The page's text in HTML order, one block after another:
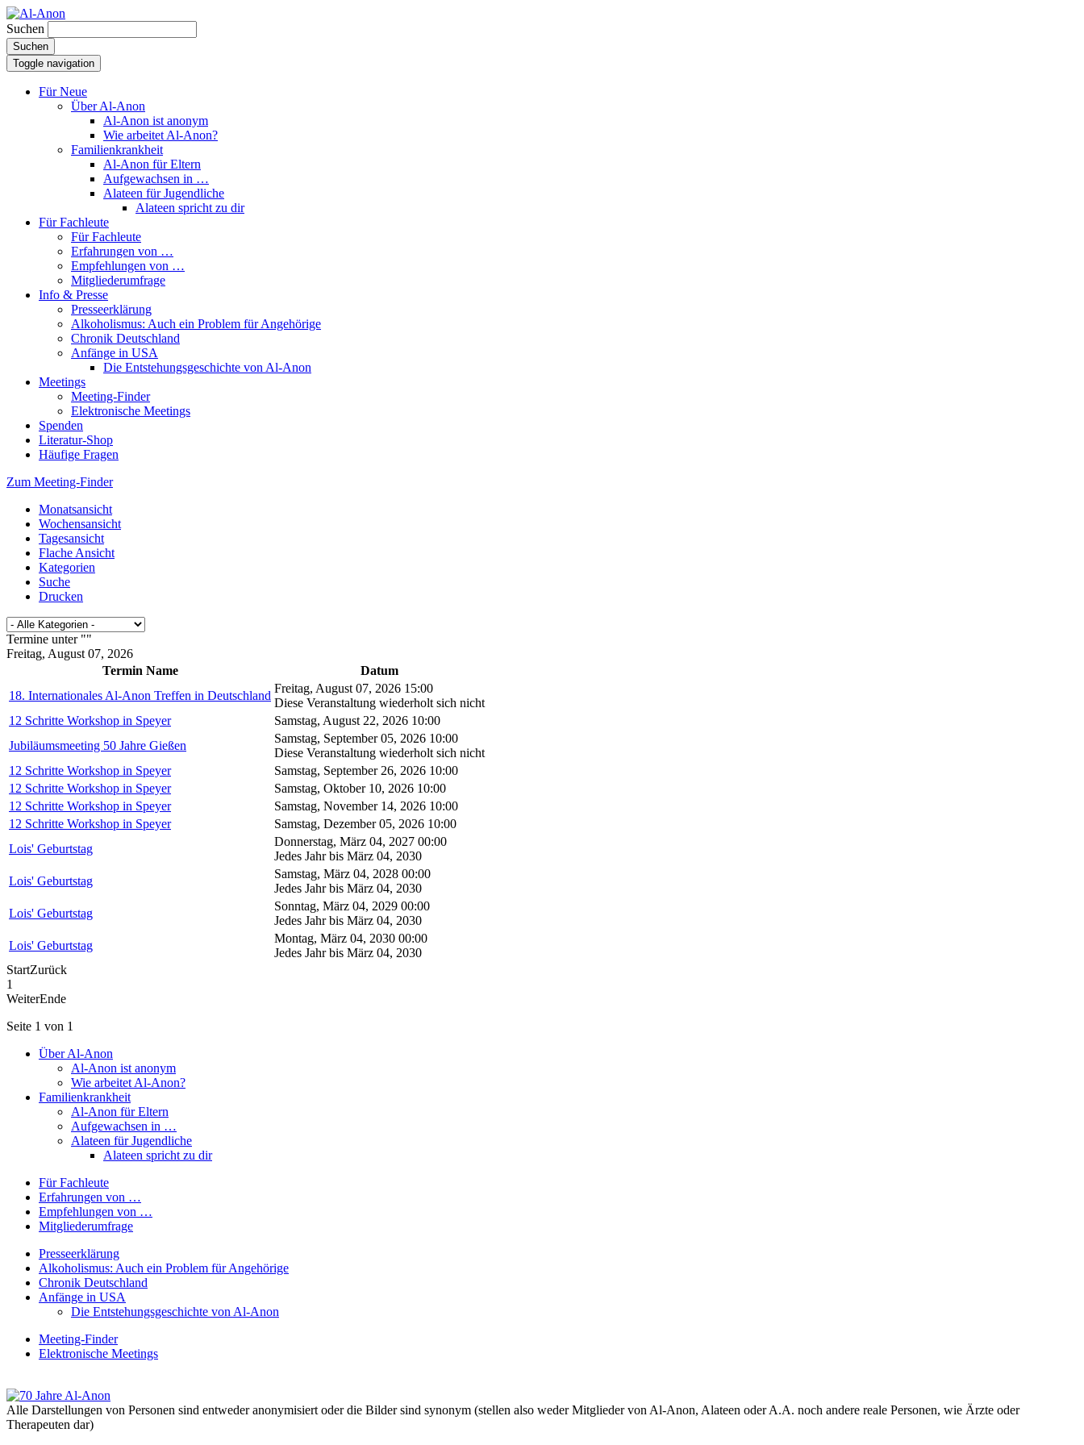
Suchen
Suchen
Toggle navigation
Für Neue
Über Al-Anon
Al-Anon ist anonym
Wie arbeitet Al-Anon?
Familienkrankheit
Al-Anon für Eltern
Aufgewachsen in …
Alateen für Jugendliche
Alateen spricht zu dir
Für Fachleute
Für Fachleute
Erfahrungen von …
Empfehlungen von …
Mitgliederumfrage
Info & Presse
Presseerklärung
Alkoholismus: Auch ein Problem für Angehörige
Chronik Deutschland
Anfänge in USA
Die Entstehungsgeschichte von Al-Anon
Meetings
Meeting-Finder
Elektronische Meetings
Spenden
Literatur-Shop
Häufige Fragen
Zum Meeting-Finder
Monatsansicht
Wochensansicht
Tagesansicht
Flache Ansicht
Kategorien
Suche
Drucken
Termine unter ""
Freitag, August 07, 2026
Termin Name
Datum
18. Internationales Al-Anon Treffen in Deutschland
Freitag, August 07, 2026 15:00
Diese Veranstaltung wiederholt sich nicht
12 Schritte Workshop in Speyer
Samstag, August 22, 2026 10:00
Jubiläumsmeeting 50 Jahre Gießen
Samstag, September 05, 2026 10:00
Diese Veranstaltung wiederholt sich nicht
12 Schritte Workshop in Speyer
Samstag, September 26, 2026 10:00
12 Schritte Workshop in Speyer
Samstag, Oktober 10, 2026 10:00
12 Schritte Workshop in Speyer
Samstag, November 14, 2026 10:00
12 Schritte Workshop in Speyer
Samstag, Dezember 05, 2026 10:00
Lois' Geburtstag
Donnerstag, März 04, 2027 00:00
Jedes Jahr bis März 04, 2030
Lois' Geburtstag
Samstag, März 04, 2028 00:00
Jedes Jahr bis März 04, 2030
Lois' Geburtstag
Sonntag, März 04, 2029 00:00
Jedes Jahr bis März 04, 2030
Lois' Geburtstag
Montag, März 04, 2030 00:00
Jedes Jahr bis März 04, 2030
StartZurück
1
WeiterEnde
Seite 1 von 1
Über Al-Anon
Al-Anon ist anonym
Wie arbeitet Al-Anon?
Familienkrankheit
Al-Anon für Eltern
Aufgewachsen in …
Alateen für Jugendliche
Alateen spricht zu dir
Für Fachleute
Erfahrungen von …
Empfehlungen von …
Mitgliederumfrage
Presseerklärung
Alkoholismus: Auch ein Problem für Angehörige
Chronik Deutschland
Anfänge in USA
Die Entstehungsgeschichte von Al-Anon
Meeting-Finder
Elektronische Meetings
Alle Darstellungen von Personen sind entweder anonymisiert oder die Bilder sind synonym (stellen also weder Mitglieder von Al-Anon, Alateen oder A.A. noch andere reale Personen, wie Ärzte oder
Therapeuten dar)